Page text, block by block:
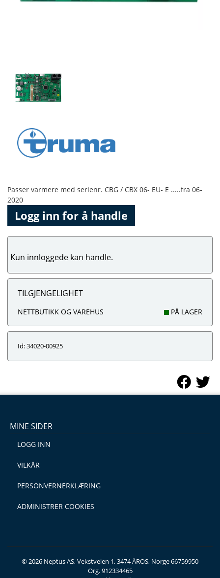
Passer varmere med serienr. CBG / CBX 06- EU- E .....fra 06-
2020
Logg inn for å handle
Kun innloggede kan handle.
TILGJENGELIGHET
NETTBUTIKK OG VAREHUS PÅ LAGER
Id: 34020-00925
MINE SIDER
LOGG INN
VILKÅR
PERSONVERNERKLÆRING
ADMINISTRER COOKIES
© 2026 Neptus AS, Vekstveien 1, 3474 ÅROS, Norge 66759950
Org. 912334465